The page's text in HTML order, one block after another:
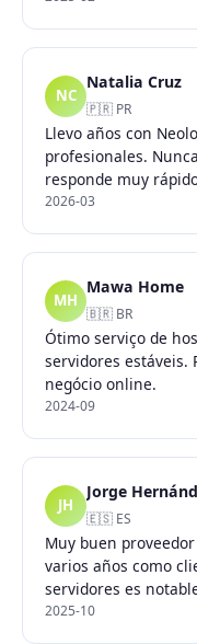
NC
Natalia Cruz
🇵🇷 PR
Llevo años con
profesionales.
responde muy
2026-03
MH
Mawa Home
🇧🇷 BR
Ótimo serviço de
servidores estáveis.
negócio online.
2024-09
JH
Jorge
🇪🇸 ES
Muy buen
varios años como
servidores es
2025-10